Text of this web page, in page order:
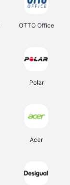
OTTO Office
Polar
Acer